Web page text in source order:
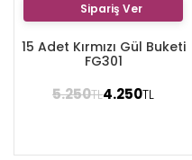
Sipariş Ver
15 Adet Kırmızı Gül Buketi
FG301
5.250TL4.250TL